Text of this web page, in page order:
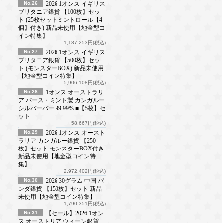
No.26
2026 1オンス イギリス
ブリタニア銀貨 【100枚】セッ
ト (25枚セットミントロール【4
個】付き) 新品未使用【地金型コ
イン特集】
1,187,253円(税込)
No.27
2026 1オンス イギリス
ブリタニア銀貨 【500枚】セッ
ト (モンスターBOX) 新品未使用
【地金型コイン特集】
5,906,108円(税込)
No.28
1オンス オーストラリ
ア パース・ミント製 カンガルー
シルバーバー 99.99% ■【5枚】セ
ット
58,667円(税込)
No.29
2026 1オンス オースト
ラリア カンガルー銀貨 【250
枚】セット モンスターBOX付き
新品未使用【地金型コイン特
集】
2,972,402円(税込)
No.30
2026 30グラム 中国 パ
ンダ銀貨 【150枚】セット 新品
未使用【地金型コイン特集】
1,790,351円(税込)
No.31
【セール】2026 1オン
ス オーストリア ウィーン銀貨